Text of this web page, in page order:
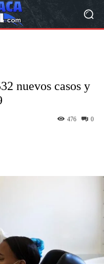
nuevos casos y
0
476